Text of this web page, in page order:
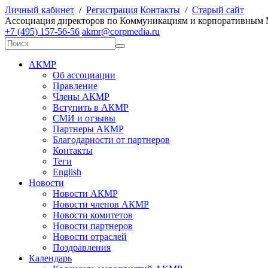
Личный кабинет / Регистрация Контакты / Старый сайт
Ассоциация директоров по Коммуникациям и корпоративным
+7 (495) 157-56-56 akmr@corpmedia.ru
АКМР
Об ассоциации
Правление
Члены АКМР
Вступить в АКМР
СМИ и отзывы
Партнеры АКМР
Благодарности от партнеров
Контакты
Теги
English
Новости
Новости АКМР
Новости членов АКМР
Новости комитетов
Новости партнеров
Новости отраслей
Поздравления
Календарь